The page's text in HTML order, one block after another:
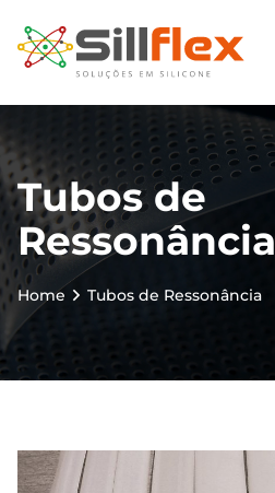
Home
Sobre nós
Mercados
Blog
Tubos de
Ressonância
Home Tubos de Ressonância